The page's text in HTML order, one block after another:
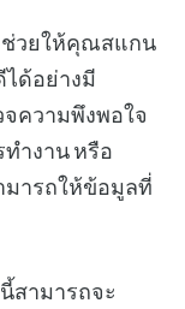
ช่วยให้คุณสแกน
ด้อย่างมี
จความพึงพอใจ
ำงาน หรือ
มารถให้ข้อมูลที่
สามารถจะ